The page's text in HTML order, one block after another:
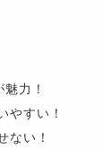
力！
やすい！
ない！